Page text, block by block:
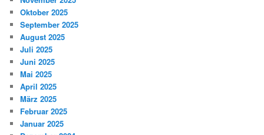
Oktober 2025
September 2025
August 2025
Juli 2025
Juni 2025
Mai 2025
April 2025
März 2025
Februar 2025
Januar 2025